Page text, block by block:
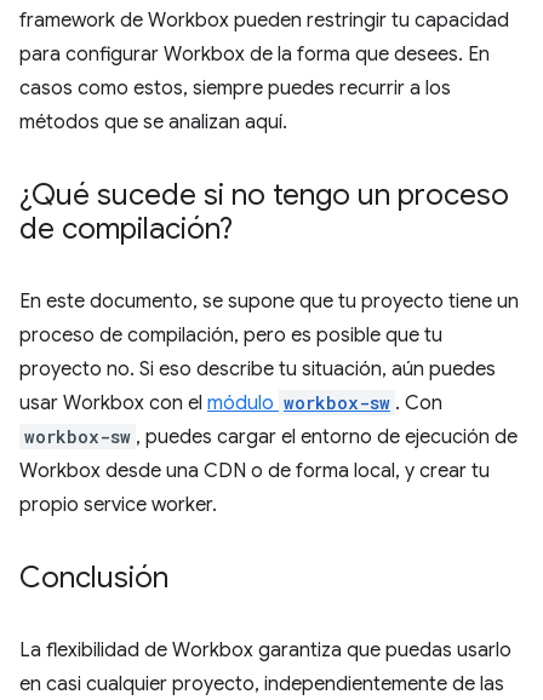
framework de Workbox pueden restringir tu capacidad
para configurar Workbox de la forma que desees. En
casos como estos, siempre puedes recurrir a los
métodos que se analizan aquí.
¿Qué sucede si no tengo un proceso
de compilación?
En este documento, se supone que tu proyecto tiene un
proceso de compilación, pero es posible que tu
proyecto no. Si eso describe tu situación, aún puedes
usar Workbox con el módulo workbox-sw . Con
workbox-sw , puedes cargar el entorno de ejecución de
Workbox desde una CDN o de forma local, y crear tu
propio service worker.
Conclusión
La flexibilidad de Workbox garantiza que puedas usarlo
en casi cualquier proyecto, independientemente de las